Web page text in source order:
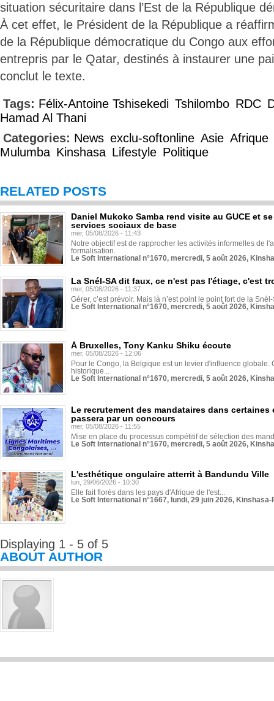
situation sécuritaire dans l’Est de la République
À cet effet, le Président de la République a
de la République démocratique du Congo aux
entrepris par le Qatar, destinés à instaurer une
conclut le texte.
Tags: Félix-Antoine Tshisekedi Tshilombo RDC
Hamad Al Thani
Categories: News exclu-softonline Asie Afrique
Mulumba Kinshasa Lifestyle Politique
RELATED POSTS
Daniel Mukoko Samba rend visite au GUCE et
services sociaux de base
mer, 05/08/2026 - 11:43
Notre objectif est de rapprocher les activités informelles de
formalisation.
Le Soft International n°1670, mercredi, 5 août 2026,
La Snél-SA dit faux, ce n'est pas l'étiage, c'est
mer, 05/08/2026 - 11:37
Gérer, c’est prévoir. Mais là n’est point le point fort de la
Le Soft International n°1670, mercredi, 5 août 2026,
À Bruxelles, Tony Kanku Shiku écoute
mer, 05/08/2026 - 12:06
Pour le Congo, la Belgique est un levier d'influence globale.
historique...
Le Soft International n°1670, mercredi, 5 août 2026,
Le recrutement des mandataires dans
passera par un concours
mer, 05/08/2026 - 11:55
Mise en place du processus compétitif de sélection des
Le Soft International n°1670, mercredi, 5 août 2026,
L'esthétique ongulaire atterrit à Bandundu Ville
lun, 29/06/2026 - 10:30
Elle fait florès dans les pays d'Afrique de l'est...
Le Soft International n°1667, lundi, 29 juin 2026,
Displaying 1 - 5 of 5
ABOUT AUTHOR